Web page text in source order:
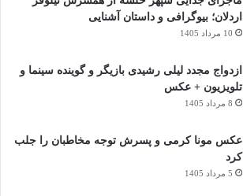
اردلان؛ بیوگرافی و داستان آشنایی
10 مرداد 1405
ازدواج مجدد لیلی رشیدی بازیگر و گوینده سینما و
تلویزیون + عکس
8 مرداد 1405
عکس مونا کرمی و پسرش توجه مخاطبان را جلب
کرد
5 مرداد 1405